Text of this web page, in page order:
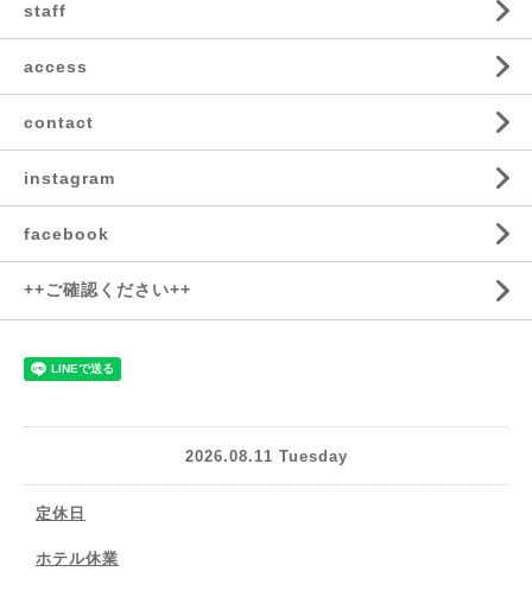
staff
access
contact
instagram
facebook
++ご確認ください++
2026.08.11 Tuesday
定休日
ホテル休業